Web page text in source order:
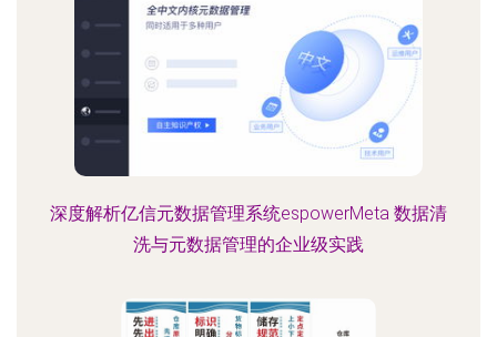
深度解析亿信元数据管理系统espowerMeta 数据清
洗与元数据管理的企业级实践